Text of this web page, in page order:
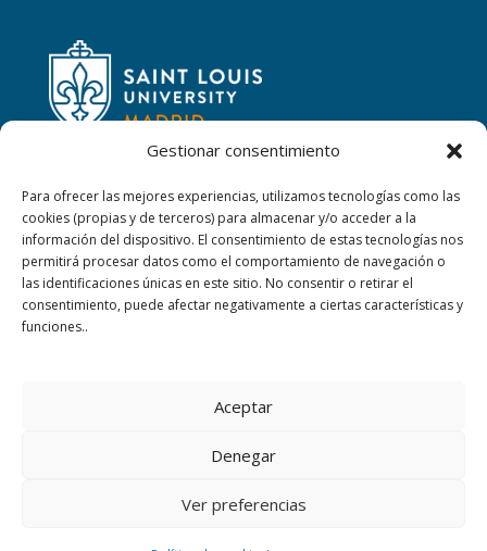
Gestionar consentimiento
Para ofrecer las mejores experiencias, utilizamos tecnologías como las
cookies (propias y de terceros) para almacenar y/o acceder a la
información del dispositivo. El consentimiento de estas tecnologías nos
permitirá procesar datos como el comportamiento de navegación o
las identificaciones únicas en este sitio. No consentir o retirar el
consentimiento, puede afectar negativamente a ciertas características y
funciones..
Aceptar
Denegar
Ver preferencias
CONTACTAR
Calle San Ignacio, 2,
06220 Villafranca de los Barros (Badajoz)
sanjosevillafranca@fundacionloyola.es